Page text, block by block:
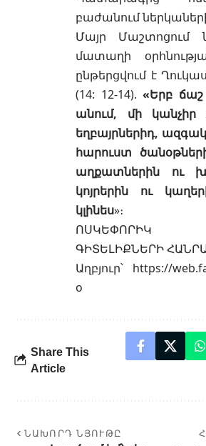
բաժանում
Մայր Մաշտոցում
մատաղի
ընթերցվում է
(14: 12-14). «Երբ
անում, մի կանչիր
եղբայրներիդ,
հարուստ
աղքատներին ու
կոյրերին ու
կլինես»։
ՈՍԿԵՓՈՐԻԿ
ԳԻՏԵԼԻՔՆԵՐԻ
Աղբյուր՝ https://
o
Share This
Article
ՆԱԽՈՐԴ ՆՅՈՒԹԸ